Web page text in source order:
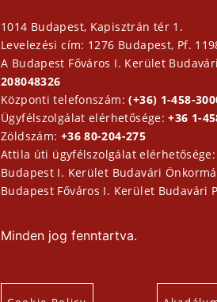
1014 Budapest, Kapisztrán tér 1.
Levelezési cím: 1276 Budapest, Pf.
A Budapest Főváros I. Kerület
208048326
Központi telefonszám:(+36) 1-458-
Ügyfélszolgálat elérhetősége:+36 1-
Zöldszám: +36 80-204-275
Attila úti ügyfélszolgálat elérhetősége:
Budapest I. Kerület Budavári
Budapest Főváros I. Kerület Budavári
Minden jog fenntartva.